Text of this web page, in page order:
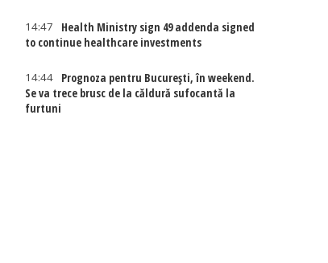
14:47
Health Ministry sign 49 addenda signed
to continue healthcare investments
14:44
Prognoza pentru București, în weekend.
Se va trece brusc de la căldură sufocantă la
furtuni